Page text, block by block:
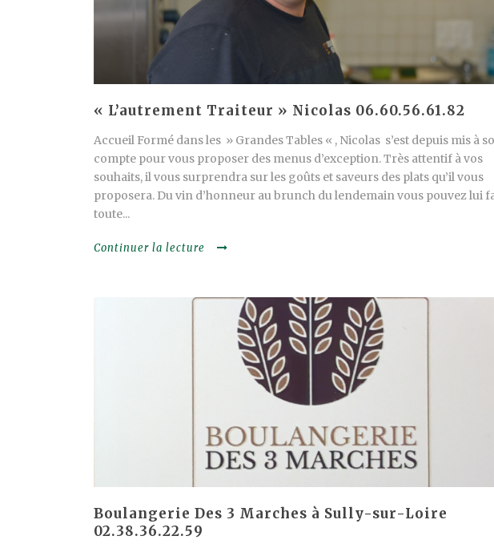
« L’autrement Traiteur » Nicolas 06.60.56.61.82
Accueil Formé dans les » Grandes Tables « , Nicolas s’est depuis mis à
compte pour vous proposer des menus d’exception. Très attentif à vos
souhaits, il vous surprendra sur les goûts et saveurs des plats qu’il vous
proposera. Du vin d’honneur au brunch du lendemain vous pouvez lui
toute...
Continuer la lecture
Boulangerie Des 3 Marches à Sully-sur-Loire
02.38.36.22.59